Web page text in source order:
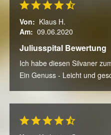
Von: Klaus H.
Am: 09.06.2020
Juliusspital Bewertung
Ich habe diesen Silvaner
Ein Genuss - Leicht und